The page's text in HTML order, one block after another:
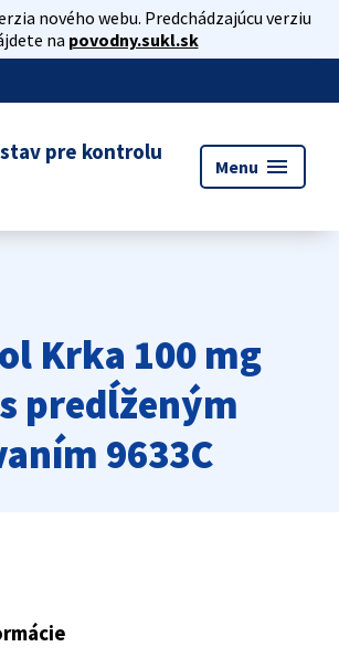
nového webu. Predchádzajúcu verziu
na povodny.sukl.sk
pre kontrolu
Menu menu
Krka 100 mg
predĺženým
9633C